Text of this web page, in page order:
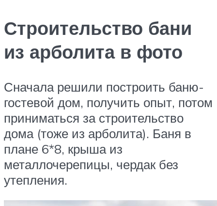
Строительство бани
из арболита в фото
Сначала решили построить баню-
гостевой дом, получить опыт, потом
приниматься за строительство
дома (тоже из арболита). Баня в
плане 6*8, крыша из
металлочерепицы, чердак без
утепления.